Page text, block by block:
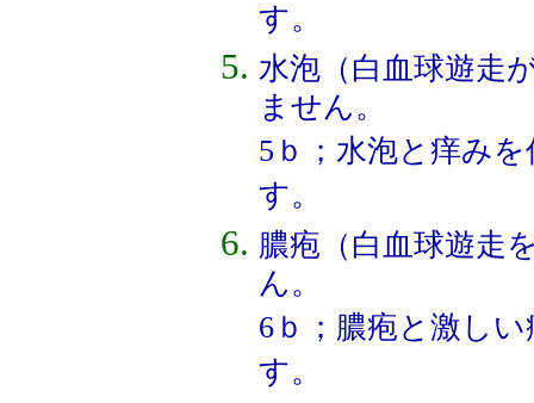
す。
水泡（白血球遊走
ません。
5ｂ；水泡と痒み
す。
膿疱（白血球遊走
ん。
6ｂ；膿疱と激し
す。